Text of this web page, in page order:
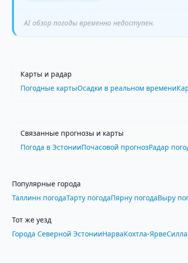
AI обзор погоды временно недоступен.
Карты и радар
Погодные картыОсадки в реальном времени
Связанные прогнозы и карты
Погода в ЭстонииПочасовой прогнозРадар
Популярные города
Таллинн погодаТарту погодаПярну погодаВыру
Тот же уезд
Города Северной ЭстонииНарваКохтла-Ярве